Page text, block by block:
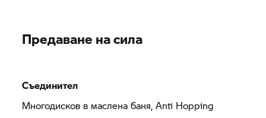
Предаване на сила
Съединител
Многодисков в маслена баня, Anti Hopping